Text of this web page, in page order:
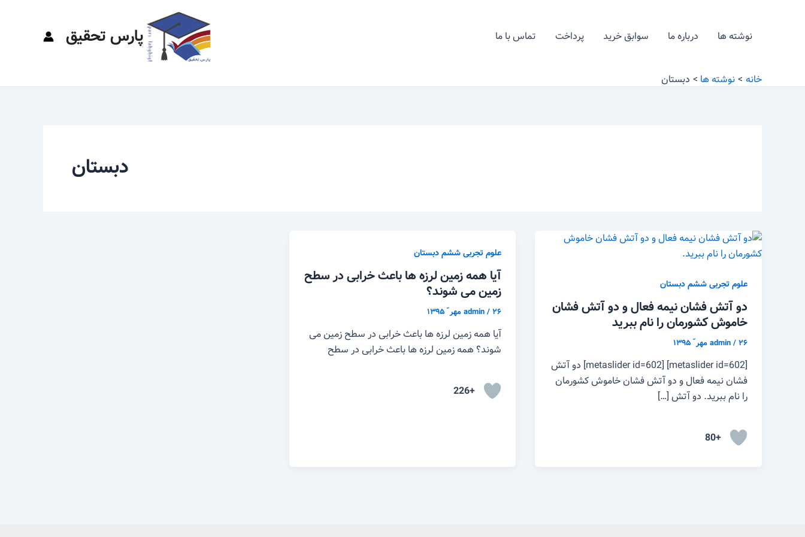
نوشته ها درباره ما سوابق خرید پرداخت تماس با ما پارس تحقیق
خانه نوشته ها دبستان
دبستان
علوم تجربی ششم دبستان
دو آتش فشان نیمه فعال و دو آتش فشان
خاموش کشورمان را نام ببرید
admin/۲۶ مهر ّ ۱۳۹۵
[metaslider id=602] [metaslider id=602] دو آتش
فشان نیمه فعال و دو آتش فشان خاموش کشورمان
را نام ببرید. دو آتش […]
+80
علوم تجربی ششم دبستان
آیا همه زمین لرزه ها باعث خرابی در سطح
زمین می شوند؟
admin/۲۶ مهر ّ ۱۳۹۵
آیا همه زمین لرزه ها باعث خرابی در سطح زمین می
شوند؟ همه زمین لرزه ها باعث خرابی در سطح
+226